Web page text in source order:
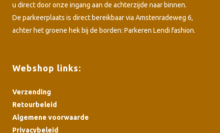
u direct door onze ingang aan de achterzijde naar binnen.
De parkeerplaats is direct bereikbaar via Amstenradeweg 6,
achter het groene hek bij de borden: Parkeren Lendi fashion.
Webshop links:
Verzending
Retourbeleid
Algemene voorwaarde
Privacybeleid